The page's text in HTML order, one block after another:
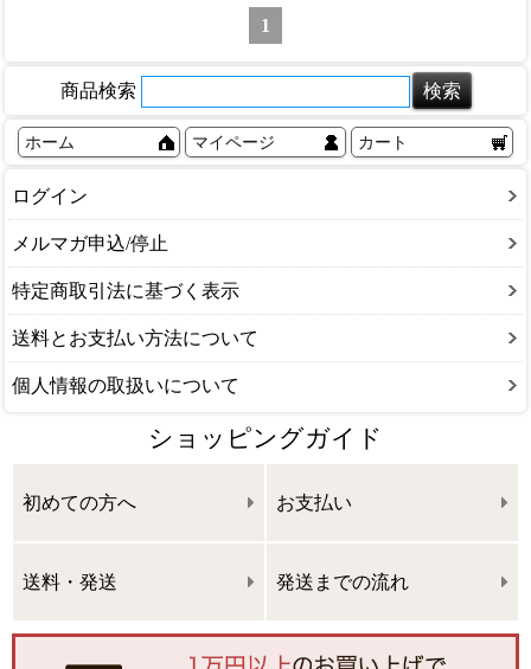
1
商品検索
ホーム マイページ カート
ログイン
メルマガ申込/停止
特定商取引法に基づく表示
送料とお支払い方法について
個人情報の取扱いについて
ショッピングガイド
初めての方へ お支払い
送料・発送 発送までの流れ